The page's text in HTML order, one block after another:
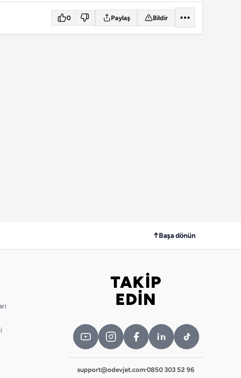
0 Paylaş Bildir
↑Başa dönün
Bizi takip edin
TAKİP
EDİN
support@odevjet.com·0850 303 52 96